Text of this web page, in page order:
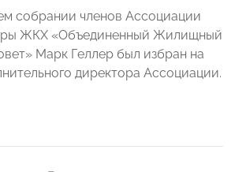
собрании членов Ассоциации
ЖКХ «Объединенный Жилищный
Марк Геллер был избран на
директора Ассоциации.